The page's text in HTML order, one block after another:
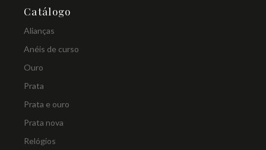
Catálogo
Alianças
Anéis de curso
Ouro
Prata
Prata e ouro
Prata nova
Relógios